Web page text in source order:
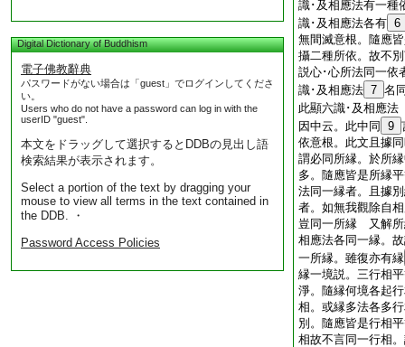
Digital Dictionary of Buddhism
電子佛教辭典
パスワードがない場合は「guest」でログインしてくださ
い。
Users who do not have a password can log in with the
userID "guest".
本文をドラッグして選択するとDDBの見出し語
検索結果が表示されます。
Select a portion of the text by dragging your
mouse to view all terms in the text contained in
the DDB. ・
Password Access Policies
識･及相應法有一種
識･及相應法各有 6
無間滅意根。隨應
攝二種所依。故不
説心･心所法同一依
識･及相應法 7 名
此顯六識･及相應
因中云。此中同
9
依意根。此文且據
謂必同所縁。於所
多。隨應皆是所縁
法同一縁者。且據
者。如無我觀除自
豈同一所縁 又解所
相應法各同一縁。
一所縁。雖復亦有縁
縁一境説。三行相
淨。隨縁何境各起
相。或縁多法各多
別。隨應皆是行相
相故不言同一行相